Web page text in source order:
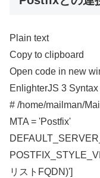
Plain text
Copy to clipboard
Open code in new
EnlighterJS 3
# /home/mailman/
MTA = 'Postfix'
リストFQDN)'